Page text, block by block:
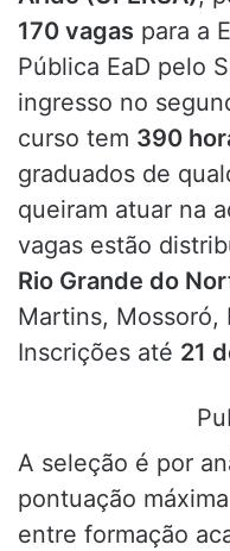
170 vagas para a
Pública EaD pelo
ingresso no
curso tem 390
graduados de
queiram atuar na
vagas estão
Rio Grande do
Martins, Mossoró,
Inscrições até 21
A seleção é por
pontuação
entre formação